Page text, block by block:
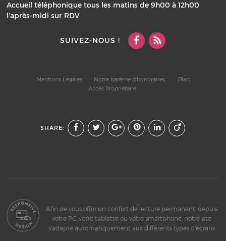
Accueil téléphonique tous les matins de 9h00 à 12h00
l’après-midi sur RDV
SUIVEZ-NOUS !
Mentions Légales Notre barème d'honoraires
Plan
Accès Propriétaire
SHARE:
Afin de vous offrir un confort de lecture permanent, depuis
votre PC, votre tablette ou votre smartphone, notre site
s’adapte automatiquement aux différents types d'écrans